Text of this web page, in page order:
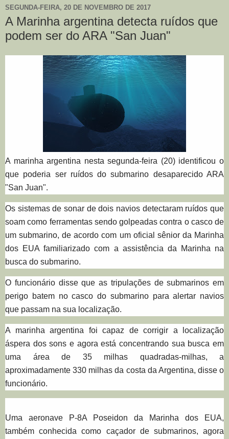
SEGUNDA-FEIRA, 20 DE NOVEMBRO DE 2017
A Marinha argentina detecta ruídos que
podem ser do ARA "San Juan"
A marinha argentina nesta segunda-feira (20) identificou o
que poderia ser ruídos do submarino desaparecido ARA
"San Juan".
Os sistemas de sonar de dois navios detectaram ruídos que
soam como ferramentas sendo golpeadas contra o casco de
um submarino, de acordo com um oficial sênior da Marinha
dos EUA familiarizado com a assistência da Marinha na
busca do submarino.
O funcionário disse que as tripulações de submarinos em
perigo batem no casco do submarino para alertar navios
que passam na sua localização.
A marinha argentina foi capaz de corrigir a localização
áspera dos sons e agora está concentrando sua busca em
uma área de 35 milhas quadradas-milhas, a
aproximadamente 330 milhas da costa da Argentina, disse o
funcionário.
Uma aeronave P-8A Poseidon da Marinha dos EUA,
também conhecida como caçador de submarinos, agora